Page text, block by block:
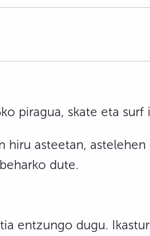
piragua, skate eta surf
hiru asteetan,
dute.
entzungo dugu.